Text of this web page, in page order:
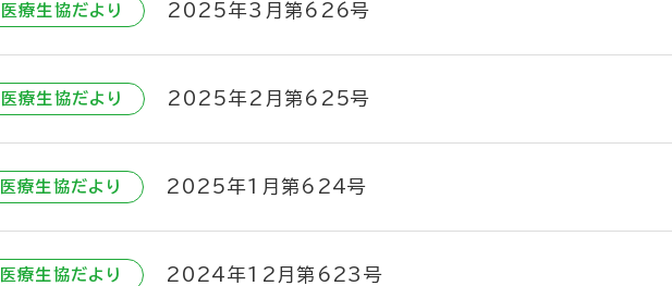
医療生協だより 2025年3月第626号
医療生協だより 2025年2月第625号
医療生協だより 2025年1月第624号
医療生協だより 2024年12月第623号